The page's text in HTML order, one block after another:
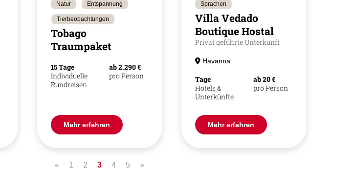
Natur Entspannung
Tierbeobachtungen
Tobago
Traumpaket
15 Tage
Individuelle
Rundreisen
ab 2.290 €
pro Person
Mehr erfahren
Sprachen
Villa Vedado
Boutique Hostal
Privat geführte Unterkunft
Havanna
Tage
Hotels &
Unterkünfte
ab 20 €
pro Person
Mehr erfahren
« 1 2 3 4 5 »